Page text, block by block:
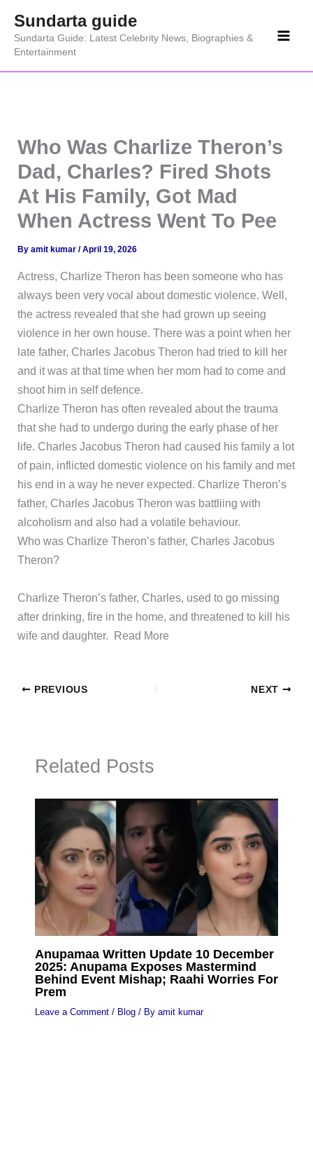
content
Sundarta guide
Sundarta Guide: Latest Celebrity News, Biographies &
Entertainment
Who Was Charlize Theron’s
Dad, Charles? Fired Shots
At His Family, Got Mad
When Actress Went To Pee
Byamit kumar/April 19, 2026
Actress, Charlize Theron has been someone who has
always been very vocal about domestic violence. Well,
the actress revealed that she had grown up seeing
violence in her own house. There was a point when her
late father, Charles Jacobus Theron had tried to kill her
and it was at that time when her mom had to come and
shoot him in self defence.
Charlize Theron has often revealed about the trauma
that she had to undergo during the early phase of her
life. Charles Jacobus Theron had caused his family a lot
of pain, inflicted domestic violence on his family and met
his end in a way he never expected. Charlize Theron’s
father, Charles Jacobus Theron was battliing with
alcoholism and also had a volatile behaviour.
Who was Charlize Theron’s father, Charles Jacobus
Theron?
​Charlize Theron’s father, Charles, used to go missing
after drinking, fire in the home, and threatened to kill his
wife and daughter. ​Read More
PREVIOUS NEXT
Related Posts
Anupamaa Written Update 10 December
2025: Anupama Exposes Mastermind
Behind Event Mishap; Raahi Worries For
Prem
Leave a Comment / Blog/ By amit kumar